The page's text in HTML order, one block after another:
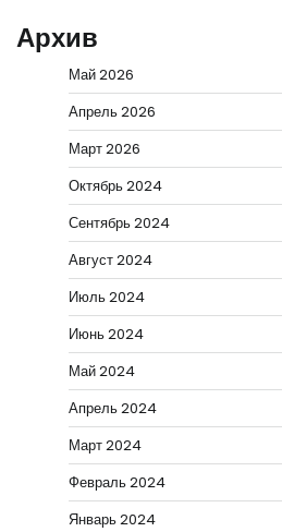
Архив
Май 2026
Апрель 2026
Март 2026
Октябрь 2024
Сентябрь 2024
Август 2024
Июль 2024
Июнь 2024
Май 2024
Апрель 2024
Март 2024
Февраль 2024
Январь 2024